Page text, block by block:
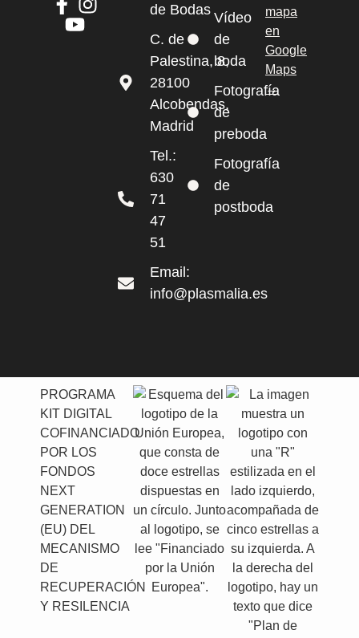
Facebook de Plasmalia
Instagram de Plasmalia
YouTube de Plasmalia
de Bodas
C. de
Palestina, 8,
28100
Alcobendas,
Madrid
Tel.:
630
71
47
51
Email:
info@plasmalia.es
Vídeo
de
boda
Fotografía
de
preboda
Fotografía
de
postboda
mapa
en
Google
Maps
→
PROGRAMA
KIT DIGITAL
COFINANCIADO
POR LOS
FONDOS
NEXT
GENERATION
(EU) DEL
MECANISMO
DE
RECUPERACIÓN
Y RESILENCIA